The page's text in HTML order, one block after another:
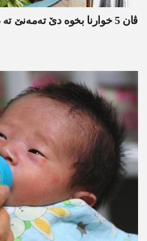
ڤان 5 خوارنا بخوه‌ دێ ته‌مه‌نێ ته‌ درێژ بیت